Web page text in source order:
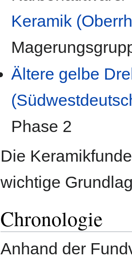
Keramik
Ältere gelbe
Phase 2
Die
wichtige
Chronologie
Anhand der